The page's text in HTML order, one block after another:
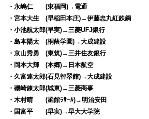
・永嶋仁 (東福岡)→電通
・宮本大生 (早稲田本庄)→伊藤忠丸紅鉄鋼
・小池航太郎(早実)→三菱UFJ銀行
・島本陽太 (桐蔭学園)→大成建設
・京山秀勇 (東筑)→三井住友銀行
・岡本大輝 (本郷)→日本航空
・久富連太郎(石見智翠館)→大成建設
・磯崎錬太郎(城東)→三菱商事
・木村晴 (函館ﾗｻｰﾙ)→明治安田
・国富平 (早実)→早大大学院